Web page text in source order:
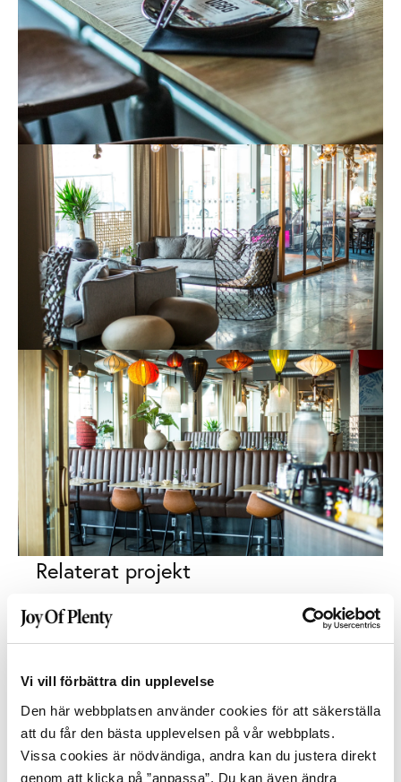
Vi vill förbättra din upplevelse
Den här webbplatsen använder cookies för att säkerställa
att du får den bästa upplevelsen på vår webbplats.
Vissa cookies är nödvändiga, andra kan du justera direkt
genom att klicka på ”anpassa”. Du kan även ändra
Relaterat projekt